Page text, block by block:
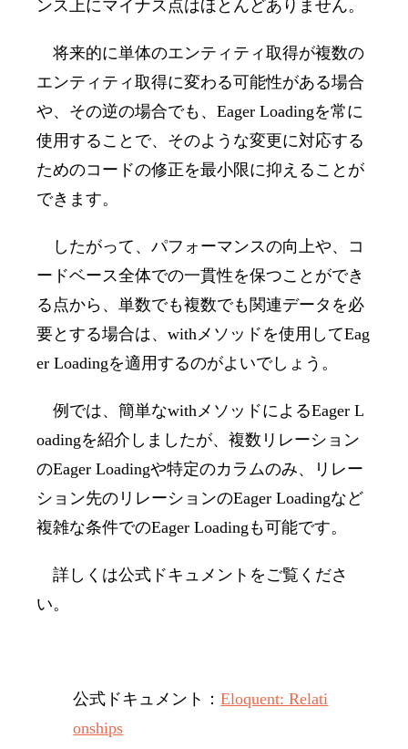
ンス上にマイナス点はほとんどありません。
将来的に単体のエンティティ取得が複数の
エンティティ取得に変わる可能性がある場合
や、その逆の場合でも、Eager Loadingを常に
使用することで、そのような変更に対応する
ためのコードの修正を最小限に抑えることが
できます。
したがって、パフォーマンスの向上や、コ
ードベース全体での一貫性を保つことができ
る点から、単数でも複数でも関連データを必
要とする場合は、withメソッドを使用してEag
er Loadingを適用するのがよいでしょう。
例では、簡単なwithメソッドによるEager L
oadingを紹介しましたが、複数リレーション
のEager Loadingや特定のカラムのみ、リレー
ション先のリレーションのEager Loadingなど
複雑な条件でのEager Loading も可能です。
詳しくは公式ドキュメントをご覧くださ
い。
公式ドキュメント：Eloquent: Relati
onships